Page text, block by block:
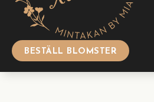
BESTÄLL BLOMSTER